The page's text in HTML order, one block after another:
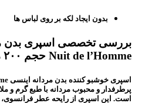
بدون ایجاد لکه بر روی لباس ها
Nuit de l’Homme حجم ۲۰۰ میلی لیتر :
پرطرفدار و محبوب مردانه با طبع گرم و